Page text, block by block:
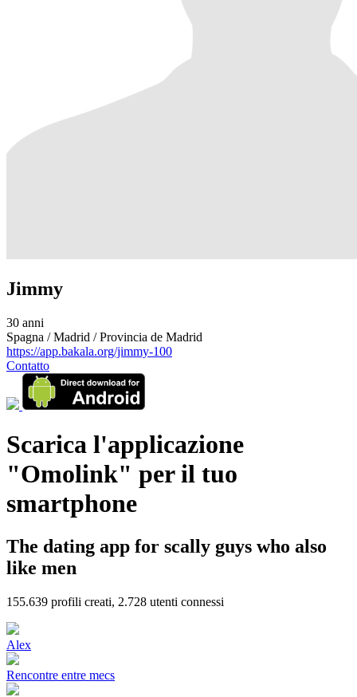
Jimmy
30 anni
Spagna / Madrid / Provincia de Madrid
https://app.bakala.org/jimmy-100
Contatto
Scarica l'applicazione
"Omolink" per il tuo
smartphone
The dating app for scally guys who also
like men
155.639 profili creati, 2.728 utenti connessi
Alex
Rencontre entre mecs